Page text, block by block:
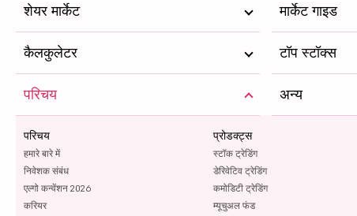
शेयर मार्केट मार्केट गाइड
कैलकुलेटर टॉप स्टॉक्स
परिचय
परिचय
हमारे बारे में
निवेशक संबंध
एल्गो कन्वेंशन 2026
करियर
प्रोडक्ट्स
स्टॉक ट्रेडिंग
डेरिवेटिव ट्रेडिंग
कमोडिटी ट्रेडिंग
म्यूचुअल फंड
अन्य